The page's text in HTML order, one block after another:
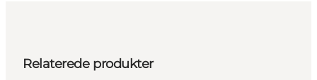
Relaterede produkter